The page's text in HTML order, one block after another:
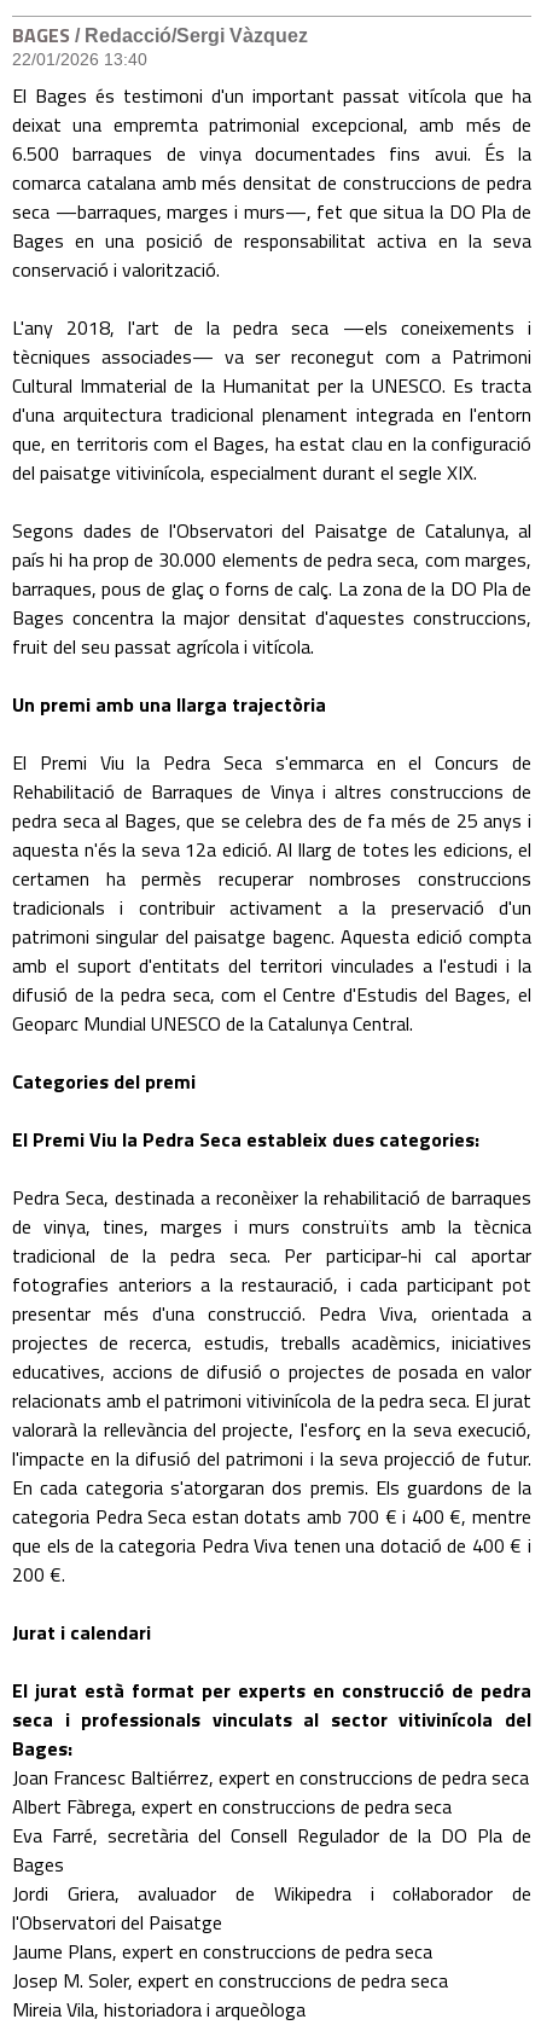
BAGES / Redacció/Sergi Vàzquez
22/01/2026 13:40
El Bages és testimoni d'un important passat vitícola que ha
deixat una empremta patrimonial excepcional, amb més de
6.500 barraques de vinya documentades fins avui. És la
comarca catalana amb més densitat de construccions de pedra
seca —barraques, marges i murs—, fet que situa la DO Pla de
Bages en una posició de responsabilitat activa en la seva
conservació i valorització.
L'any 2018, l'art de la pedra seca —els coneixements i
tècniques associades— va ser reconegut com a Patrimoni
Cultural Immaterial de la Humanitat per la UNESCO. Es tracta
d'una arquitectura tradicional plenament integrada en l'entorn
que, en territoris com el Bages, ha estat clau en la configuració
del paisatge vitivinícola, especialment durant el segle XIX.
Segons dades de l'Observatori del Paisatge de Catalunya, al
país hi ha prop de 30.000 elements de pedra seca, com marges,
barraques, pous de glaç o forns de calç. La zona de la DO Pla de
Bages concentra la major densitat d'aquestes construccions,
fruit del seu passat agrícola i vitícola.
Un premi amb una llarga trajectòria
El Premi Viu la Pedra Seca s'emmarca en el Concurs de
Rehabilitació de Barraques de Vinya i altres construccions de
pedra seca al Bages, que se celebra des de fa més de 25 anys i
aquesta n'és la seva 12a edició. Al llarg de totes les edicions, el
certamen ha permès recuperar nombroses construccions
tradicionals i contribuir activament a la preservació d'un
patrimoni singular del paisatge bagenc. Aquesta edició compta
amb el suport d'entitats del territori vinculades a l'estudi i la
difusió de la pedra seca, com el Centre d'Estudis del Bages, el
Geoparc Mundial UNESCO de la Catalunya Central.
Categories del premi
El Premi Viu la Pedra Seca estableix dues categories:
Pedra Seca, destinada a reconèixer la rehabilitació de barraques
de vinya, tines, marges i murs construïts amb la tècnica
tradicional de la pedra seca. Per participar-hi cal aportar
fotografies anteriors a la restauració, i cada participant pot
presentar més d'una construcció. Pedra Viva, orientada a
projectes de recerca, estudis, treballs acadèmics, iniciatives
educatives, accions de difusió o projectes de posada en valor
relacionats amb el patrimoni vitivinícola de la pedra seca. El jurat
valorarà la rellevància del projecte, l'esforç en la seva execució,
l'impacte en la difusió del patrimoni i la seva projecció de futur.
En cada categoria s'atorgaran dos premis. Els guardons de la
categoria Pedra Seca estan dotats amb 700 € i 400 €, mentre
que els de la categoria Pedra Viva tenen una dotació de 400 € i
200 €.
Jurat i calendari
El jurat està format per experts en construcció de pedra
seca i professionals vinculats al sector vitivinícola del
Bages:
Joan Francesc Baltiérrez, expert en construccions de pedra seca
Albert Fàbrega, expert en construccions de pedra seca
Eva Farré, secretària del Consell Regulador de la DO Pla de
Bages
Jordi Griera, avaluador de Wikipedra i col·laborador de
l'Observatori del Paisatge
Jaume Plans, expert en construccions de pedra seca
Josep M. Soler, expert en construccions de pedra seca
Mireia Vila, historiadora i arqueòloga